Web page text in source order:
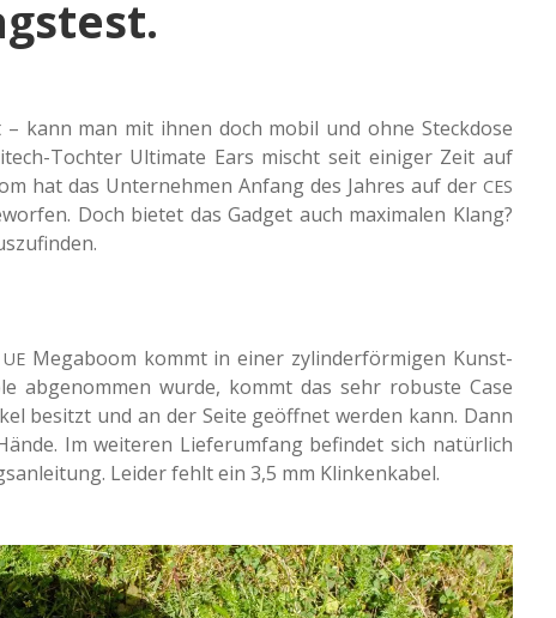
kann man mit ihnen doch mobil und ohne Steck­do­se
Toch­ter Ulti­ma­te Ears mischt seit eini­ger Zeit auf
hat das Unter­neh­men Anfang des Jahres auf der CES
Doch bietet das Gadget auch maxi­ma­len Klang?
UE Mega­boom kommt in einer zylin­der­för­mi­gen Kunst­
abge­nom­men wurde, kommt das sehr robus­te Case
besitzt und an der Seite geöff­net werden kann. Dann
Im wei­te­ren Lie­fer­um­fang befin­det sich natür­lich
Leider fehlt ein 3,5 mm Klinkenkabel.